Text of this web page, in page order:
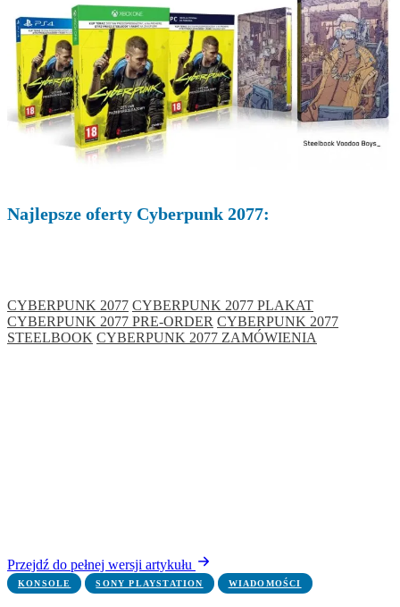
Najlepsze oferty Cyberpunk 2077:
CYBERPUNK 2077 CYBERPUNK 2077 PLAKAT
CYBERPUNK 2077 PRE-ORDER CYBERPUNK 2077
STEELBOOK CYBERPUNK 2077 ZAMÓWIENIA
Przejdź do pełnej wersji artykułu
KONSOLE SONY PLAYSTATION WIADOMOŚCI